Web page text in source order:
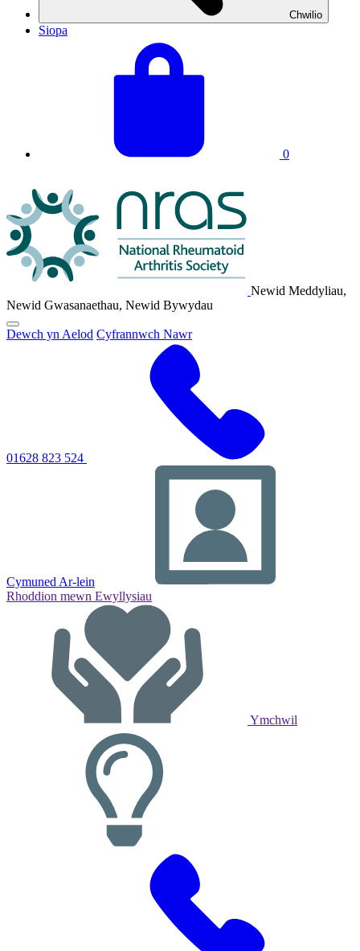
Chwilio
Siopa
0
Newid Meddyliau,
Newid Gwasanaethau, Newid Bywydau
Cliciwch
i
Dewch yn Aelod Cyfrannwch Nawr
01628 823 524
Cymuned Ar-lein
Rhoddion mewn Ewyllysiau
Ymchwil